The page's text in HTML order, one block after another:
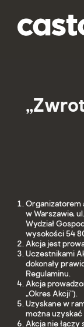
Organizatorem
w Warszawie,
Wydział
wysokości 54
Akcja jest
Uczestnikami
dokonały
Regulaminu.
Akcja
„Okres Akcji”).
Uzyskane w
można
Akcja nie